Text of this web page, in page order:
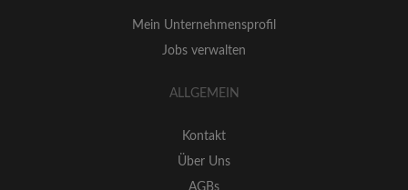
Mein Unternehmensprofil
Jobs verwalten
ALLGEMEIN
Kontakt
Über Uns
AGBs